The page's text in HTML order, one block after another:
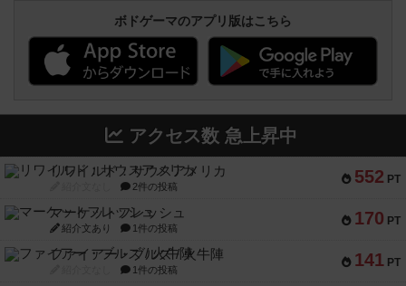
ボドゲーマのアプリ版はこちら
アクセス数 急上昇中
552 PT
リワイルド：サウスアメリカ
2件の投稿
170 PT
マーケットフレッシュ
紹介文あり 1件の投稿
141 PT
ファイアー・ブルズ / 火牛陣
1件の投稿